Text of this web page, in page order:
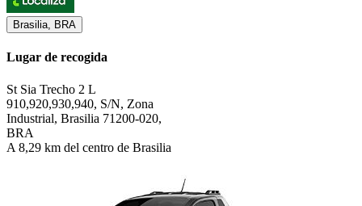
Brasilia, BRA
Lugar de recogida
St Sia Trecho 2 L
910,920,930,940, S/N, Zona
Industrial, Brasilia 71200-020,
BRA
A 8,29 km del centro de Brasilia